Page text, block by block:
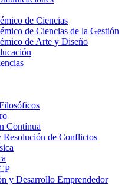
de Ciencias
de Ciencias de la Gestión
de Arte y Diseño
Contínua
Resolución de Conflictos
y Desarrollo Emprendedor